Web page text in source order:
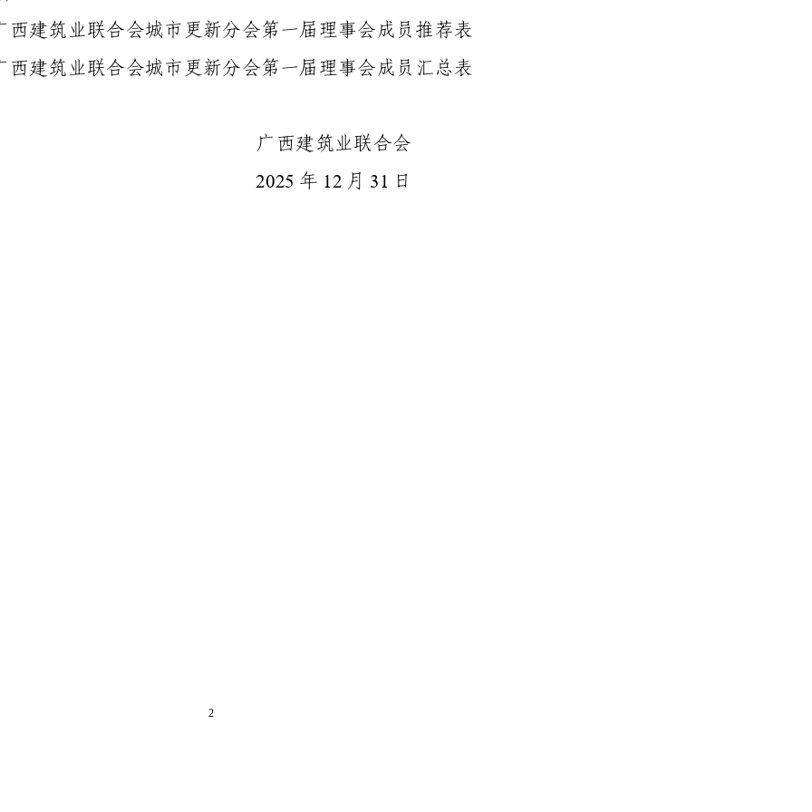
2
西建筑业联合会城市更新分会第一届理事会成员推荐表
西建筑业联合会城市更新分会第一届理事会成员汇总表
广西建筑业联合会
2025 年 12 月 31 日